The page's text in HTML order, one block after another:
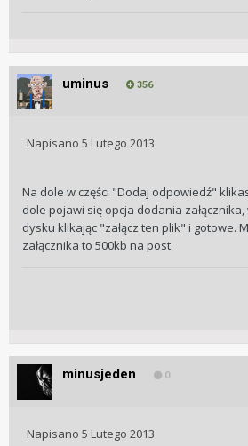
uminus 356
Napisano 5 Lutego 2013
Na dole w części "Dodaj odpowiedź"
dole pojawi się opcja dodania
dysku klikając "załącz ten plik" i gotowe.
załącznika to 500kb na post.
minusjeden 0
Napisano 5 Lutego 2013